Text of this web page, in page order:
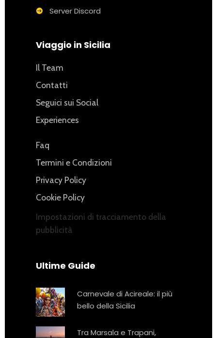
Server Discord
Viaggio in Sicilia
Il Team
Contatti
Seguici sui Social
Experiences
Faq
Termini e Condizioni
Privacy Policy
Cookie Policy
Impostazioni di tracciamento della
pubblicità
Ultime Guide
Carnevale di Acireale: il più
bello della Sicilia
Tra Marsala e Trapani,